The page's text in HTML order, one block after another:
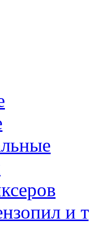
и